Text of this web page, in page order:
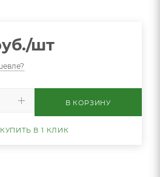
/шт
В КОРЗИНУ
КУПИТЬ В 1 КЛИК